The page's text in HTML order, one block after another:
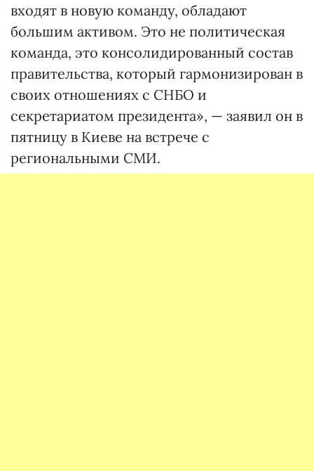
входят в новую команду, обладают
большим активом. Это не политическая
команда, это консолидированный состав
правительства, который гармонизирован в
своих отношениях с СНБО и
секретариатом президента», — заявил он в
пятницу в Киеве на встрече с
региональными СМИ.